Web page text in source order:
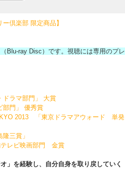
倶楽部 限定商品】
Blu-ray Disc）です。視聴には専用のプレ
ラマ部門」 大賞
門」 優秀賞
2013 「東京ドラマアウォード 単発
三賞」
レビ映画部門 金賞
」を経験し、自分自身を取り戻していく